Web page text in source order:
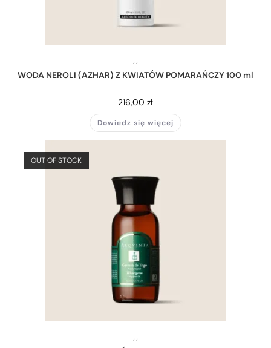
,,
WODA NEROLI (AZHAR) Z KWIATÓW POMARAŃCZY 100 ml
216,00 zł
Dowiedz się więcej
OUT OF STOCK
, ,